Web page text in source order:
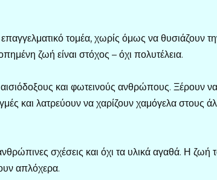
επαγγελματικό τομέα, χωρίς όμως να θυσιάζουν
ζωή είναι στόχος – όχι πολυτέλεια.
και φωτεινούς ανθρώπους. Ξέρουν
και λατρεύουν να χαρίζουν χαμόγελα στους
σχέσεις και όχι τα υλικά αγαθά. Η ζωή
απλόχερα.